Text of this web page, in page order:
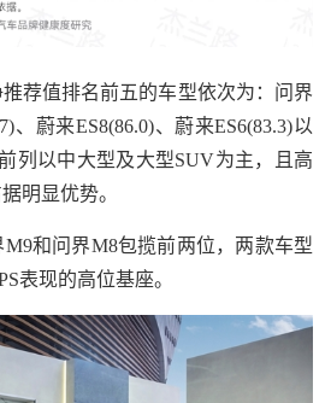
值排名前五的车型依次为：问界
、蔚来ES8(86.0)、蔚来ES6(83.3)以
列以中大型及大型SUV为主，且高
明显优势。
和问界M8包揽前两位，两款车型
表现的高位基座。